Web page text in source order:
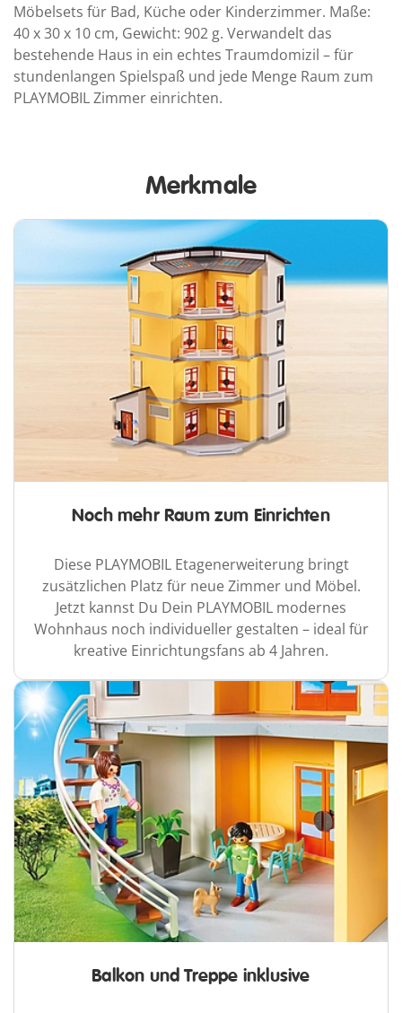
Möbelsets für Bad, Küche oder Kinderzimmer. Maße:
40 x 30 x 10 cm, Gewicht: 902 g. Verwandelt das
bestehende Haus in ein echtes Traumdomizil – für
stundenlangen Spielspaß und jede Menge Raum zum
PLAYMOBIL Zimmer einrichten.
Merkmale
Noch mehr Raum zum Einrichten
Diese PLAYMOBIL Etagenerweiterung bringt
zusätzlichen Platz für neue Zimmer und Möbel.
Jetzt kannst Du Dein PLAYMOBIL modernes
Wohnhaus noch individueller gestalten – ideal für
kreative Einrichtungsfans ab 4 Jahren.
Balkon und Treppe inklusive